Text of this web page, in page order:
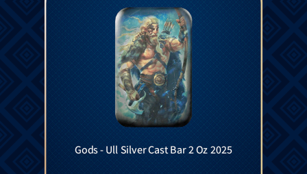
Gods - Ull Silver Cast Bar 2 Oz 2025